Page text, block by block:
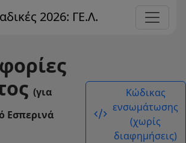
2026: ΓΕ.Λ.
(για
Εσπερινά
code_xml
Κώδικας
ενσωμάτωσης
(χωρίς
διαφημήσεις)